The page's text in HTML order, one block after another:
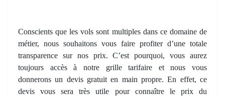
Conscients que les vols sont multiples dans ce domaine de
métier, nous souhaitons vous faire profiter d’une totale
transparence sur nos prix. C’est pourquoi, vous aurez
toujours accès à notre grille tarifaire et nous vous
donnerons un devis gratuit en main propre. En effet, ce
devis vous sera très utile pour connaître le prix du